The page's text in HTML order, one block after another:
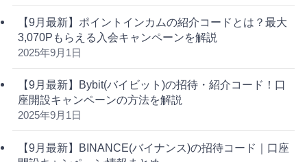
【9月最新】ポイントインカムの紹介コードとは？最大
3,070Pもらえる入会キャンペーンを解説
2025年9月1日
【9月最新】Bybit(バイビット)の招待・紹介コード！口
座開設キャンペーンの方法を解説
2025年9月1日
【9月最新】BINANCE(バイナンス)の招待コード｜口座